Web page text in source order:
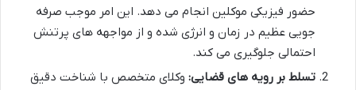
حضور فیزیکی موکلین انجام می دهد. این امر موجب صرفه
جویی عظیم در زمان و انرژی شده و از مواجهه های پرتنش
احتمالی جلوگیری می کند.
تسلط بر رویه های قضایی: وکلای متخصص با شناخت دقیق